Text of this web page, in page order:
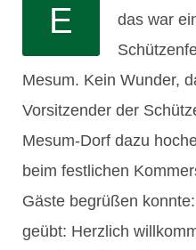
E
das war
Mesum. Kein Wunder,
Vorsitzender der
Mesum-Dorf dazu
beim festlichen
Gäste begrüßen
geübt: Herzlich